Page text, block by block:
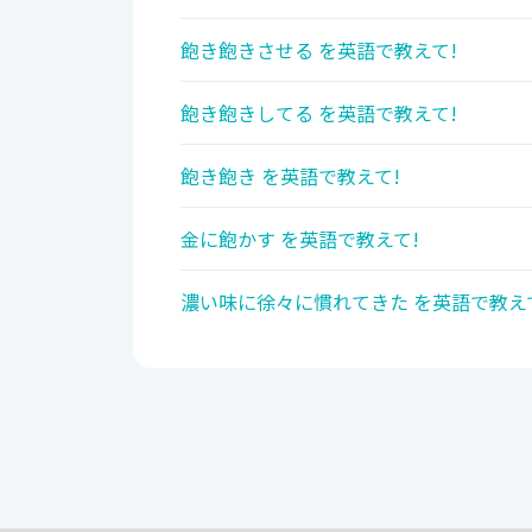
飽き飽きさせる を英語で教えて!
飽き飽きしてる を英語で教えて!
飽き飽き を英語で教えて!
金に飽かす を英語で教えて!
濃い味に徐々に慣れてきた を英語で教